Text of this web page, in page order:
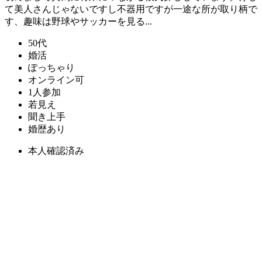
て美人さんじゃないですし不器用ですが一途な所が取り柄で
す、趣味は野球やサッカーを見る...
50代
婚活
ぽっちゃり
オンライン可
1人参加
若見え
聞き上手
婚歴あり
本人確認済み